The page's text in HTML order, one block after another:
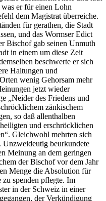
er für einen Lohn
dem Magistrat überreiche.
für gerathen, die Stadt
und das Wormser Edict
Bischof gab seinen Unmuth
in einem um diese Zeit
beschwerte er sich
Haltungen und
wenig Gehorsam mehr
jetzt wieder
„Neider des Friedens und
zänkischem
so daß allenthalben
und erschröcklichen
Gleichwohl mehrten sich
Unzweideutig beurkundete
Meinung an dem geringen
der Bischof vor dem Jahr
Menge die Absolution für
zu spenden pflegte. Im
in der Schweiz in einer
der Verkündigung